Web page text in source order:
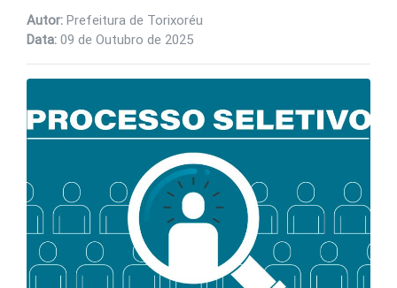
Autor: Prefeitura de Torixoréu
Data: 09 de Outubro de 2025